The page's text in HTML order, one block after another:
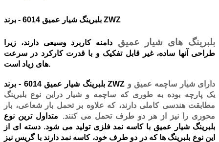
بلبرینگ شیار عمیق 6014 - برند ZWZ
بلبرینگ های شیار عمیق دامنه کاربردوسیعی دارند، زیرا
طراحی آنها ساده، غیر قابل تفکیک و با قدرت کارکرد در سرعت
های زیاد است.
بلبرینگ شیار عمیق 6014 - برند ZWZ دارای شیار ساچمه عمیق و
یک پارچه بوده به طوری که ساچمه و شیار دراین نوع بلبرینگ
مطابقت هندسی کاملی دارند، که علاوه بر تحمل بار شعاعی، بار
محوری را نیز از هر دو طرف تحمل می کنند.
متداول ترین نوع
بلبرینگ شیار عمیق با کاسه نمد فلزی تولید می شود. دسته ای از
این نوع بلبرینگ ها که در دو طرف خود، کاسه نمد دارند با گریس نیز